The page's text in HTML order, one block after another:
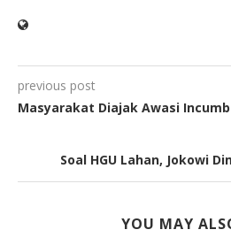
previous post
Masyarakat Diajak Awasi
Soal HGU Lahan, Jokowi
YOU MAY